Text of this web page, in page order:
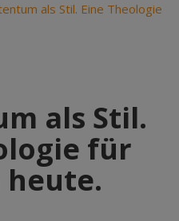
als Stil. Eine Theologie
als Stil.
für
heute.